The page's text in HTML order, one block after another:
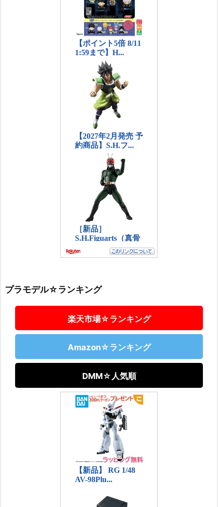
プラモデル☆ランキング
楽天市場☆ランキング
Amazon☆ランキング
DMM☆人気順